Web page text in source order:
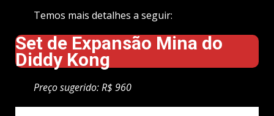
Temos mais detalhes a seguir:
Set de Expansão Mina do
Diddy Kong
Preço sugerido: R$ 960